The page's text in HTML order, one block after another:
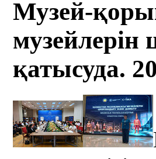
Музей-
қатысуда.